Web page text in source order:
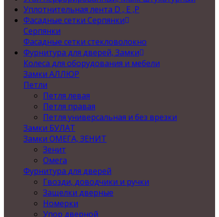
Уплотнительная лента D , Е ,P
Фасадные сетки Серпянки
Серпянки
Фасадные сетки стекловолокно
Фурнитура для дверей, Замки
Колеса для оборудования и мебели
Замки АЛЛЮР
Петли
Петля левая
Петля правая
Петля универсальная и без врезки
Замки БУЛАТ
Замки ОМЕГА, ЗЕНИТ
Зенит
Омега
Фурнитура для дверей
Гвозди, доводчики и ручки
Защелки дверные
Номерки
Упор дверной